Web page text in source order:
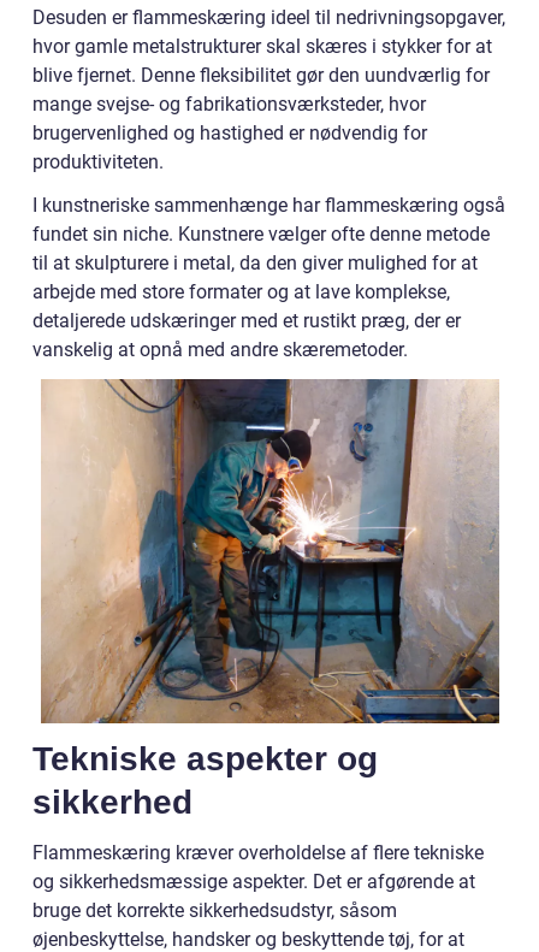
Desuden er flammeskæring ideel til nedrivningsopgaver,
hvor gamle metalstrukturer skal skæres i stykker for at
blive fjernet. Denne fleksibilitet gør den uundværlig for
mange svejse- og fabrikationsværksteder, hvor
brugervenlighed og hastighed er nødvendig for
produktiviteten.
I kunstneriske sammenhænge har flammeskæring også
fundet sin niche. Kunstnere vælger ofte denne metode
til at skulpturere i metal, da den giver mulighed for at
arbejde med store formater og at lave komplekse,
detaljerede udskæringer med et rustikt præg, der er
vanskelig at opnå med andre skæremetoder.
Tekniske aspekter og
sikkerhed
Flammeskæring kræver overholdelse af flere tekniske
og sikkerhedsmæssige aspekter. Det er afgørende at
bruge det korrekte sikkerhedsudstyr, såsom
øjenbeskyttelse, handsker og beskyttende tøj, for at